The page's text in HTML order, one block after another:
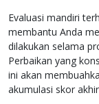
Evaluasi mandiri
membantu Anda
dilakukan selama
Perbaikan yang
ini akan
akumulasi skor